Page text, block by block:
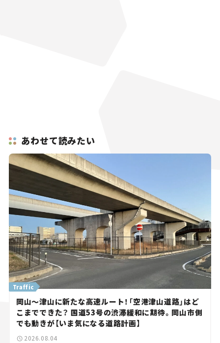
あわせて読みたい
Traffic
岡山～津山に新たな高速ルート！「空港津山道路」はど
こまでできた？ 国道53号の渋滞緩和に期待。岡山市側
でも動きが【いま気になる道路計画】
2026.08.04